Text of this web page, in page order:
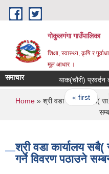
Skip to main content
गोकुलगंगा गाउँपालिका
शिक्षा, स्वास्थ्य, कृषि र
मूल आधार ।
समाचार याक(चौरी) प्रवर्दन
Pages
« first
You are here
Home » श्री वडा कार्यालय सबै(
श्री वडा कार्यालय
गर्ने विवरण पठाउने